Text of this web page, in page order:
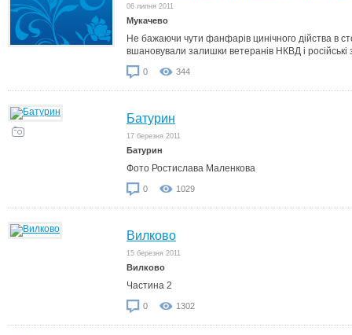
06 липня 2011
Мукачево
Не бажаючи чути фанфарів цинічного дійства в
вшановували залишки ветеранів НКВД і російські
0 344
Батурин
17 березня 2011
Батурин
Фото Ростислава Маленкова
0 1029
Вилково
15 березня 2011
Вилково
Частина 2
0 1302